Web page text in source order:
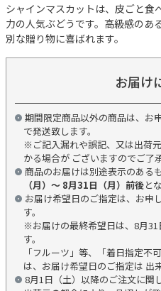
シャインマスカットは、皮ごと食
力の人気ぶどうです。高級感のあ
別な贈り物に喜ばれます。
お届け
期間限定商品以外の商品は、お
で発送致します。
※ご記入漏れや誤記、又は出荷
かる場合が ございますのでご了
商品のお届けは別途表示のある
（月）～ 8月31日（月）前後と
お届け希望日のご指定は、お申
す。
※お届けの最終希望日は、8月
す。
「フルーツ」等、「着日指定不
は、お届け希望日のご指定は 出
8月1日（土）以降のご注文に関